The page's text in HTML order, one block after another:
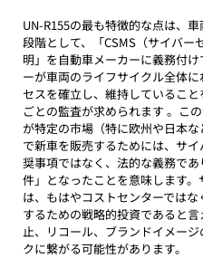
UN-R155の最も特徴的な点は、
段階として、「CSMS（サイバー
明」を自動車メーカーに義務付
ーが車両のライフサイクル全体
セスを確立し、維持しているこ
ごとの監査が求められます 。こ
が特定の市場（特に欧州や日本な
で新車を販売するためには、サ
奨事項ではなく、法的な義務で
件」となったことを意味します
は、もはやコストセンターでは
するための戦略的投資であると
止、リコール、ブランドイメー
クに繋がる可能性があります。